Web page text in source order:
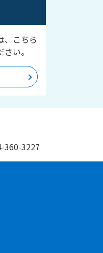
、こちら
い。
360-3227